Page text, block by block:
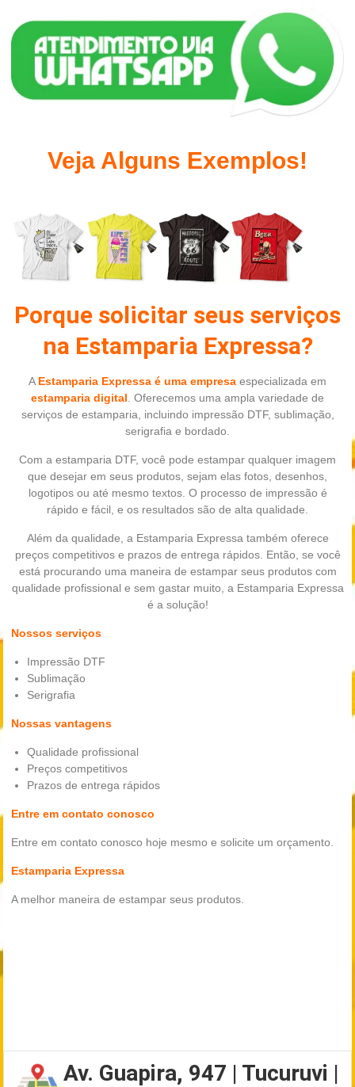
Veja Alguns Exemplos!
Porque solicitar seus serviços
na Estamparia Expressa?
A Estamparia Expressa é uma empresa especializada em
estamparia digital . Oferecemos uma ampla variedade de
serviços de estamparia, incluindo impressão DTF, sublimação,
serigrafia e bordado.
Com a estamparia DTF, você pode estampar qualquer imagem
que desejar em seus produtos, sejam elas fotos, desenhos,
logotipos ou até mesmo textos. O processo de impressão é
rápido e fácil, e os resultados são de alta qualidade.
Além da qualidade, a Estamparia Expressa também oferece
preços competitivos e prazos de entrega rápidos. Então, se você
está procurando uma maneira de estampar seus produtos com
qualidade profissional e sem gastar muito, a Estamparia Expressa
é a solução!
Nossos serviços
Impressão DTF
Sublimação
Serigrafia
Nossas vantagens
Qualidade profissional
Preços competitivos
Prazos de entrega rápidos
Entre em contato conosco
Entre em contato conosco hoje mesmo e solicite um orçamento.
Estamparia Expressa
A melhor maneira de estampar seus produtos.
Av. Guapira, 947 | Tucuruvi |